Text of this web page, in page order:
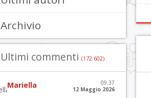
Archivio
Ultimi commenti (172.602)
Mariella
09:37
12 Maggio 2026